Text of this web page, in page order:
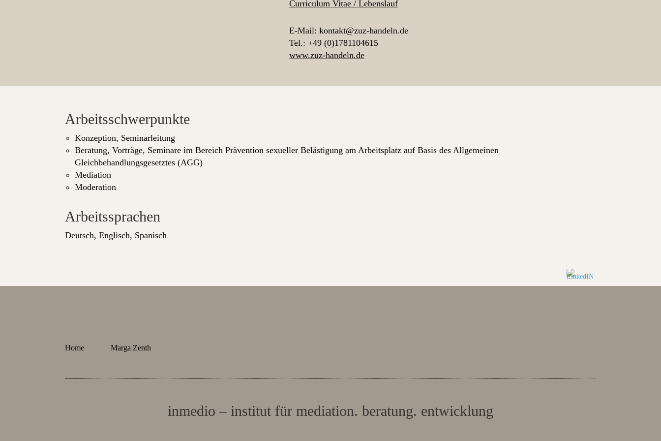
Curriculum Vitae / Lebenslauf
E-Mail: kontakt@zuz-handeln.de
Tel.: +49 (0)1781104615
www.zuz-handeln.de
Arbeitsschwerpunkte
Konzeption, Seminarleitung
Beratung, Vorträge, Seminare im Bereich Prävention sexueller Belästigung am Arbeitsplatz auf Basis des Allgemeinen
Gleichbehandlungsgesetztes (AGG)
Mediation
Moderation
Arbeitssprachen
Deutsch, Englisch, Spanisch
Home Marga Zenth
inmedio – institut für mediation. beratung. entwicklung